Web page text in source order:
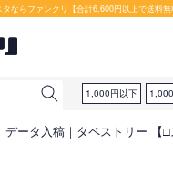
ならファンクリ【合計6,600円以上で送料無
1,000円以下
｜データ入稿｜タペストリー 【